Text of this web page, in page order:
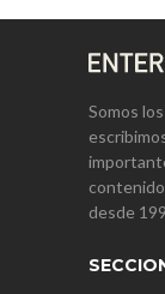
Somos
desde